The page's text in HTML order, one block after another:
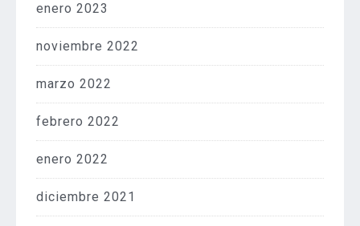
enero 2023
noviembre 2022
marzo 2022
febrero 2022
enero 2022
diciembre 2021